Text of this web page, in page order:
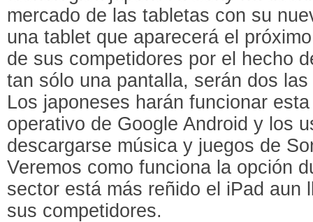
mercado de las tabletas con su
una tablet que aparecerá el
de sus competidores por el hecho
tan sólo una pantalla, serán dos
Los japoneses harán funcionar
operativo de Google Android y los
descargarse música y juegos de
Veremos como funciona la opción
sector está más reñido el iPad aun
sus competidores.